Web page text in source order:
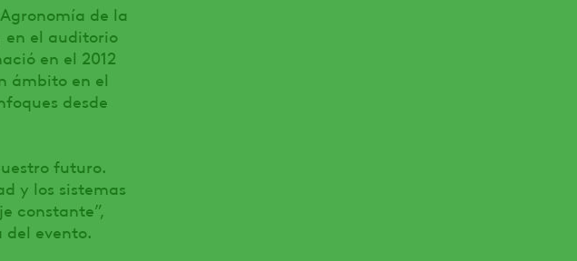
de la
en el auditorio
en el 2012
ámbito en el
desde
futuro.
y los sistemas
constante”,
del evento.